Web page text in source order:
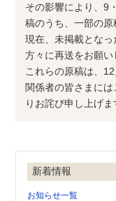
その影響により、9
稿のうち、一部の原
現在、未掲載とな
方々に再送をお願い
これらの原稿は、
関係者の皆さまに
りお詫び申し上げま
新着情報
お知らせ一覧